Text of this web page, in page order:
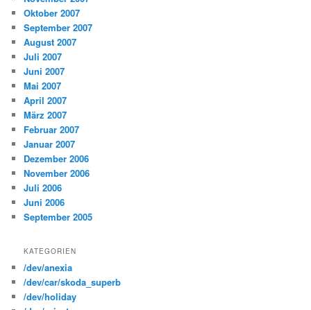
Oktober 2007
September 2007
August 2007
Juli 2007
Juni 2007
Mai 2007
April 2007
März 2007
Februar 2007
Januar 2007
Dezember 2006
November 2006
Juli 2006
Juni 2006
September 2005
KATEGORIEN
/dev/anexia
/dev/car/skoda_superb
/dev/holiday